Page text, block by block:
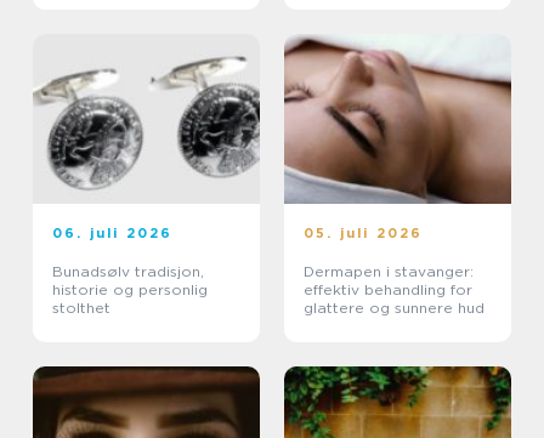
06. juli 2026
Bunadsølv tradisjon,
historie og personlig
stolthet
05. juli 2026
Dermapen i stavanger:
effektiv behandling for
glattere og sunnere hud